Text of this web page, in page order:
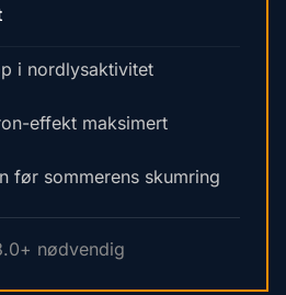
i nordlysaktivitet
effekt maksimert
før sommerens skumring
nødvendig